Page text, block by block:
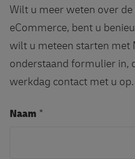
Wilt u meer weten over
eCommerce, bent u
wilt u meteen starten met
onderstaand formulier in,
werkdag contact met u op.
Naam